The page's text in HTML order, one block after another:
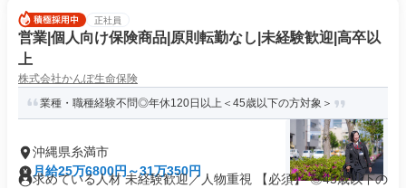
正社員
営業|個人向け保険商品|原則転勤なし|未経験歓迎|高卒以
上
株式会社かんぽ生命保険
業種・職種経験不問◎年休120日以上＜45歳以下の方対象＞
沖縄県糸満市
月給25万6800円～31万350円
求めている人材 未経験歓迎／人物重視 【必須】 ◎45歳以下の